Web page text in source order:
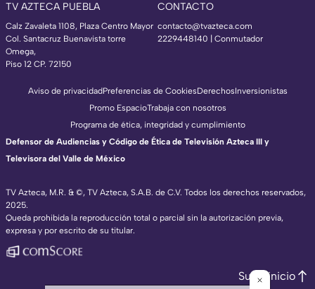
TV AZTECA PUEBLA
Calz Zavaleta 1108, Plaza Centro Mayor
Col. Santacruz Buenavista torre
Omega,
Piso 12 CP. 72150
CONTACTO
contacto@tvazteca.com
2229448140 | Conmutador
TV Azteca, M.R. & ©, TV Azteca, S.A.B. de C.V. Todos los derechos reservados,
2025.
Queda prohibida la reproducción total o parcial sin la autorización previa,
expresa y por escrito de su titular.
Aviso de privacidadPreferencias de CookiesDerechosInversionistas
Promo EspacioTrabaja con nosotros
Programa de ética, integridad y cumplimiento
Defensor de Audiencias y Código de Ética de Televisión Azteca III y
Televisora del Valle de México
Subir inicio